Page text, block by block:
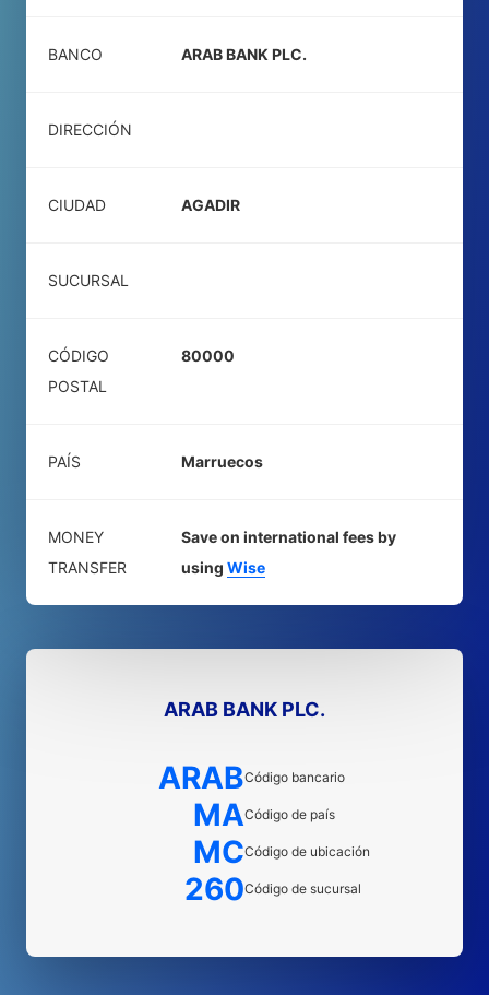
BANCO ARAB BANK PLC.
DIRECCIÓN
CIUDAD AGADIR
SUCURSAL
CÓDIGO
POSTAL
80000
PAÍS Marruecos
MONEY
TRANSFER
Save on international fees by
using Wise
ARAB BANK PLC.
ARABCódigo bancario
MACódigo de país
MCCódigo de ubicación
260Código de sucursal